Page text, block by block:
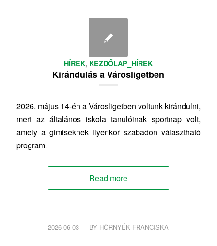
HÍREK, KEZDŐLAP_HÍREK
Kirándulás a Városligetben
2026. május 14-én a Városligetben voltunk kirándulni,
mert az általános iskola tanulóinak sportnap volt,
amely a gimiseknek ilyenkor szabadon választható
program.
Read more
2026-06-03
/ BY HÖRNYÉK FRANCISKA